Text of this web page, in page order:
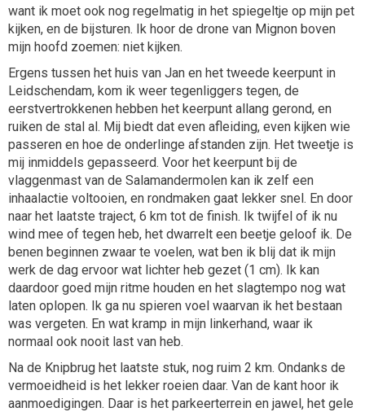
want ik moet ook nog regelmatig in het spiegeltje op mijn pet
kijken, en de bijsturen. Ik hoor de drone van Mignon boven
mijn hoofd zoemen: niet kijken.
Ergens tussen het huis van Jan en het tweede keerpunt in
Leidschendam, kom ik weer tegenliggers tegen, de
eerstvertrokkenen hebben het keerpunt allang gerond, en
ruiken de stal al. Mij biedt dat even afleiding, even kijken wie
passeren en hoe de onderlinge afstanden zijn. Het tweetje is
mij inmiddels gepasseerd. Voor het keerpunt bij de
vlaggenmast van de Salamandermolen kan ik zelf een
inhaalactie voltooien, en rondmaken gaat lekker snel. En door
naar het laatste traject, 6 km tot de finish. Ik twijfel of ik nu
wind mee of tegen heb, het dwarrelt een beetje geloof ik. De
benen beginnen zwaar te voelen, wat ben ik blij dat ik mijn
werk de dag ervoor wat lichter heb gezet (1 cm). Ik kan
daardoor goed mijn ritme houden en het slagtempo nog wat
laten oplopen. Ik ga nu spieren voel waarvan ik het bestaan
was vergeten. En wat kramp in mijn linkerhand, waar ik
normaal ook nooit last van heb.
Na de Knipbrug het laatste stuk, nog ruim 2 km. Ondanks de
vermoeidheid is het lekker roeien daar. Van de kant hoor ik
aanmoedigingen. Daar is het parkeerterrein en jawel, het gele